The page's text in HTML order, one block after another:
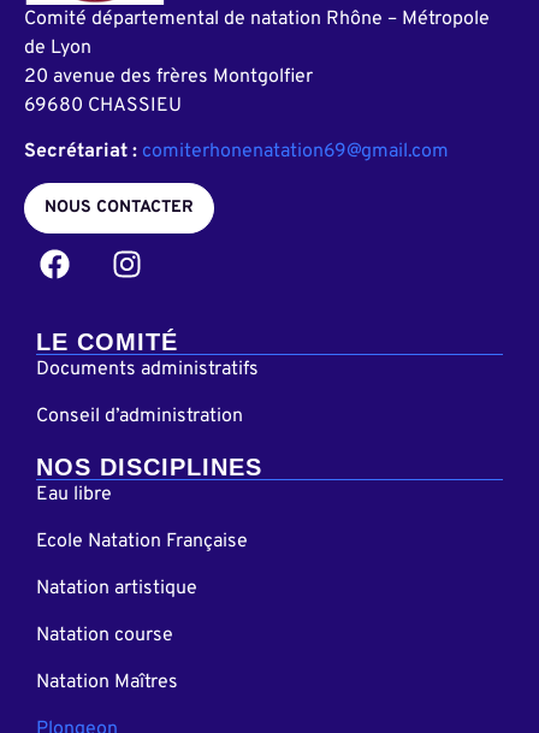
Comité départemental de natation Rhône – Métropole
de Lyon
20 avenue des frères Montgolfier
69680 CHASSIEU
Secrétariat : comiterhonenatation69@gmail.com
NOUS CONTACTER
LE COMITÉ
Documents administratifs
Conseil d’administration
NOS DISCIPLINES
Eau libre
Ecole Natation Française
Natation artistique
Natation course
Natation Maîtres